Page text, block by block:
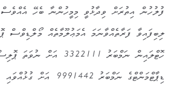
ފުލުހުން އިތުރަށް ވިދާޅުވީ މިމީހުންނާ ބެހޭ އެއްވެސް
ލިބިފައިވާ ފަރާތެއްވާނަމަ އެމަޢުލޫމާތެއް
ހޮޓްލައިން ނަމްބަރު
ޑިޕާޓްމަންޓްގެ ނަމްބަރު